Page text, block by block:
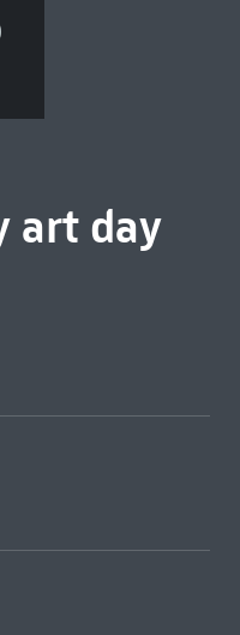
art day